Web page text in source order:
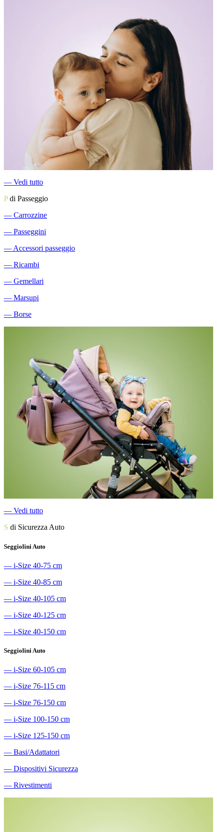
― Vedi tutto
Pdi Passeggio
― Carrozzine
― Passeggini
― Accessori passeggio
― Ricambi
― Gemellari
― Marsupi
― Borse
― Vedi tutto
S di Sicurezza Auto
Seggiolini Auto
― i-Size 40-75 cm
― i-Size 40-85 cm
― i-Size 40-105 cm
― i-Size 40-125 cm
― i-Size 40-150 cm
Seggiolini Auto
― i-Size 60-105 cm
― i-Size 76-115 cm
― i-Size 76-150 cm
― i-Size 100-150 cm
― i-Size 125-150 cm
― Basi/Adattatori
― Dispositivi Sicurezza
― Rivestimenti